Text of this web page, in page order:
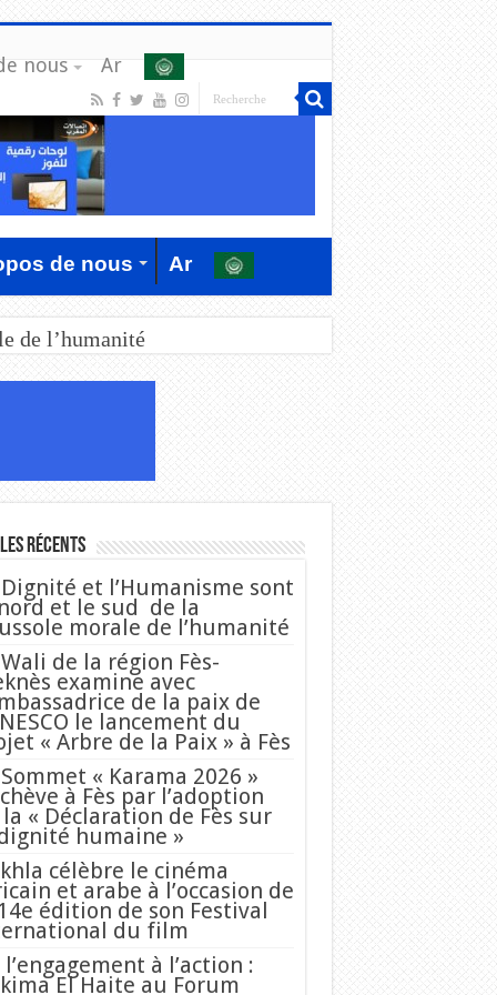
nous Ar
de nous Ar
de l’humanité
Récents
Dignité et l’Humanisme sont
et le sud de la
morale de l’humanité
Wali de la région Fès-
examine avec
de la paix de
le lancement du
« Arbre de la Paix » à Fès
« Karama 2026 »
à Fès par l’adoption
« Déclaration de Fès sur
humaine »
célèbre le cinéma
et arabe à l’occasion de
édition de son Festival
du film
l’engagement à l’action :
El Haite au Forum